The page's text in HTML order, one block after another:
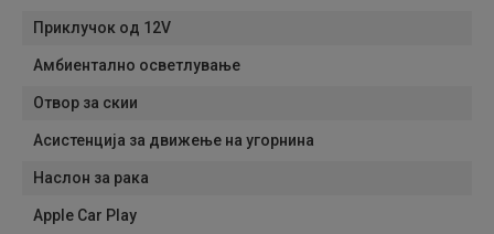
Приклучок од 12V
Амбиентално осветлување
Отвор за скии
Асистенција за движење на угорнина
Наслон за рака
Apple Car Play